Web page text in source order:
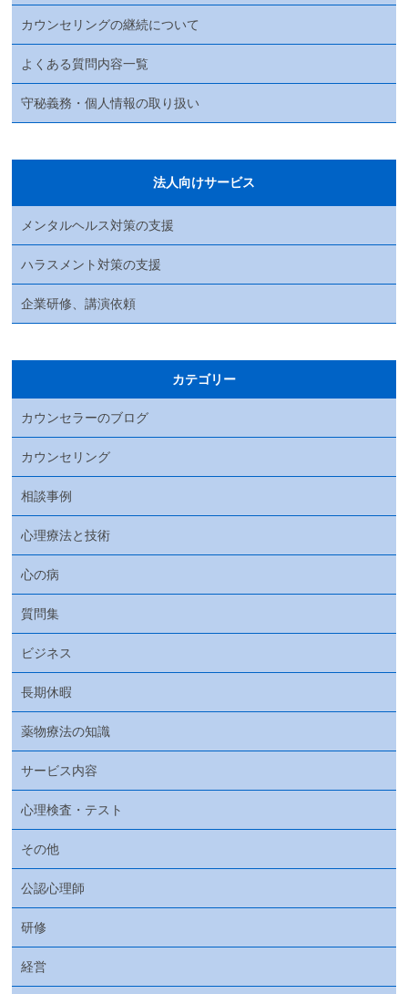
カウンセリングの継続について
よくある質問内容一覧
守秘義務・個人情報の取り扱い
法人向けサービス
メンタルヘルス対策の支援
ハラスメント対策の支援
企業研修、講演依頼
カテゴリー
カウンセラーのブログ
カウンセリング
相談事例
心理療法と技術
心の病
質問集
ビジネス
長期休暇
薬物療法の知識
サービス内容
心理検査・テスト
その他
公認心理師
研修
経営